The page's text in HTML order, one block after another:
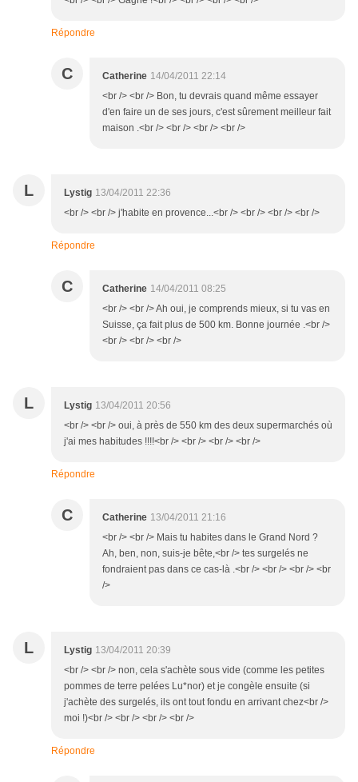
Répondre
C Catherine 14/04/2011 22:14
<br /> <br /> Bon, tu devrais quand même essayer
d'en faire un de ses jours, c'est sûrement meilleur fait
maison .<br /> <br /> <br /> <br />
L Lystig 13/04/2011 22:36
<br /> <br /> j'habite en provence...<br /> <br /> <br /> <br />
Répondre
C Catherine 14/04/2011 08:25
<br /> <br /> Ah oui, je comprends mieux, si tu vas en
Suisse, ça fait plus de 500 km. Bonne journée .<br />
<br /> <br /> <br />
L Lystig 13/04/2011 20:56
<br /> <br /> oui, à près de 550 km des deux supermarchés où
j'ai mes habitudes !!!!<br /> <br /> <br /> <br />
Répondre
C Catherine 13/04/2011 21:16
<br /> <br /> Mais tu habites dans le Grand Nord ?
Ah, ben, non, suis-je bête,<br /> tes surgelés ne
fondraient pas dans ce cas-là .<br /> <br /> <br /> <br
/>
L Lystig 13/04/2011 20:39
<br /> <br /> non, cela s'achète sous vide (comme les petites
pommes de terre pelées Lu*nor) et je congèle ensuite (si
j'achète des surgelés, ils ont tout fondu en arrivant chez<br />
moi !)<br /> <br /> <br /> <br />
Répondre